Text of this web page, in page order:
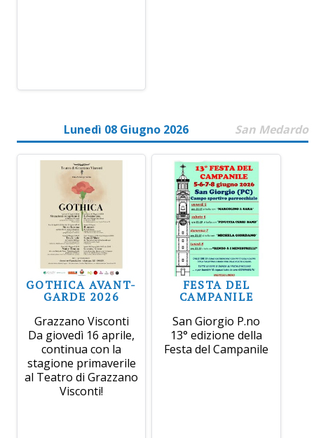
Lunedì 08 Giugno 2026 San Medardo
GOTHICA AVANT-
GARDE 2026
Grazzano Visconti
Da giovedì 16 aprile,
continua con la
stagione primaverile
al Teatro di Grazzano
Visconti!
FESTA DEL
CAMPANILE
San Giorgio P.no
13° edizione della
Festa del Campanile